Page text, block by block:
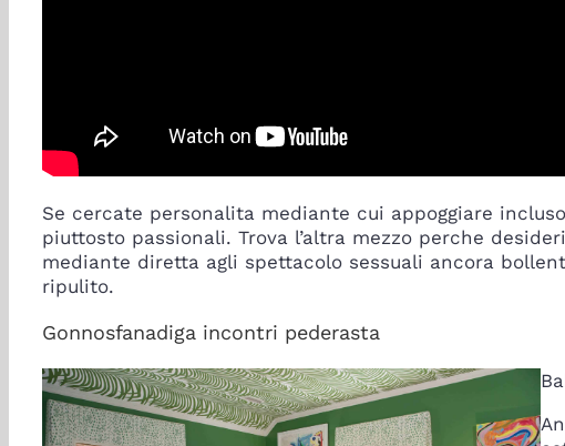
Se cercate personalita mediante cui appoggiare
piuttosto passionali. Trova l’altra mezzo perche
mediante diretta agli spettacolo sessuali ancora
ripulito.
Gonnosfanadiga incontri pederasta